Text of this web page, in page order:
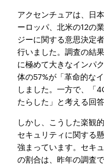
アクセンチュアは、日
ーロッパ、北米の12の
ジーに関する意思決定
行いました。調査の結
に極めて大きなインパ
体の57%が「革命的な
しました。一方で、「
たらした」と考える回
しかし、こうした楽観
セキュリティに関する
強まっています。セキ
の割合は、昨年の調査